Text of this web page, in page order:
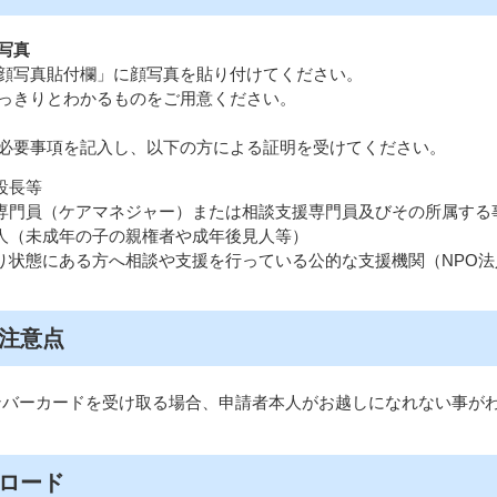
真
写真貼付欄」に顔写真を貼り付けてください。
りとわかるものをご用意ください。
要事項を記入し、以下の方による証明を受けてください。
長等
門員（ケアマネジャー）または相談支援専門員及びその所属する
（未成年の子の親権者や成年後見人等）
状態にある方へ相談や支援を行っている公的な支援機関（NPO
意点
ーカードを受け取る場合、申請者本人がお越しになれない事が
ード